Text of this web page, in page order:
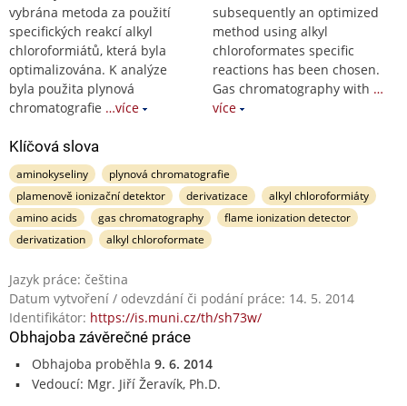
vybrána metoda za použití
specifických reakcí alkyl
chloroformiátů, která byla
optimalizována. K analýze
byla použita plynová
chromatografie …více
subsequently an optimized
method using alkyl
chloroformates specific
reactions has been chosen.
Gas chromatography with …
více
Klíčová slova
aminokyseliny
plynová chromatografie
plamenově ionizační detektor
derivatizace
alkyl chloroformiáty
amino acids
gas chromatography
flame ionization detector
derivatization
alkyl chloroformate
Jazyk práce: čeština
Datum vytvoření / odevzdání či podání práce: 14. 5. 2014
Identifikátor: https://is.muni.cz/th/sh73w/
Obhajoba závěrečné práce
Obhajoba proběhla 9. 6. 2014
Vedoucí: Mgr. Jiří Žeravík, Ph.D.